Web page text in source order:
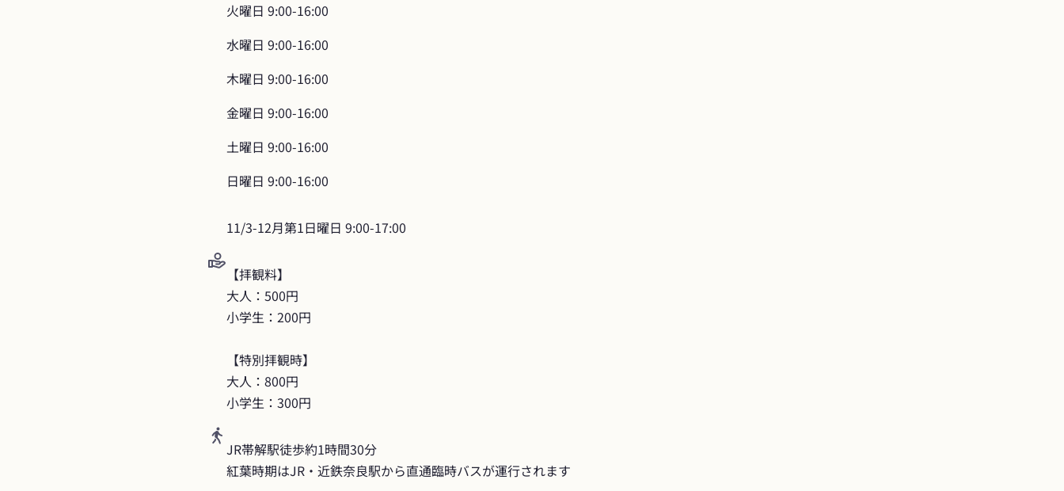
火曜日 9:00-16:00
水曜日 9:00-16:00
木曜日 9:00-16:00
金曜日 9:00-16:00
土曜日 9:00-16:00
日曜日 9:00-16:00
11/3-12月第1日曜日 9:00-17:00
【拝観料】
大人：500円
小学生：200円
【特別拝観時】
大人：800円
小学生：300円
JR帯解駅徒歩約1時間30分
紅葉時期はJR・近鉄奈良駅から直通臨時バスが運行されます